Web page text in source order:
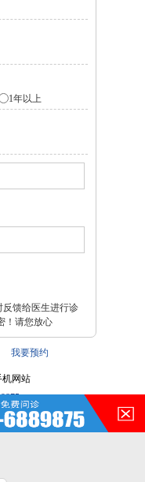
1年以上
馈给医生进行诊
！请您放心
我要预约
机网站
路交叉路口
断及医疗依据，服用
引用文章涉及版权
。